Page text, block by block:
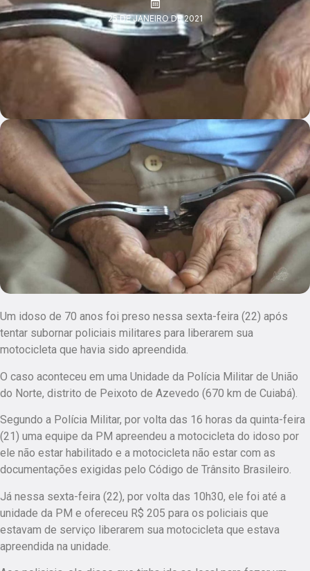
25 DE JANEIRO DE 2021
Um idoso de 70 anos foi preso nessa sexta-feira (22) após
tentar subornar policiais militares para liberarem sua
motocicleta que havia sido apreendida.
O caso aconteceu em uma Unidade da Polícia Militar de União
do Norte, distrito de Peixoto de Azevedo (670 km de Cuiabá).
Segundo a Polícia Militar, por volta das 16 horas da quinta-feira
(21) uma equipe da PM apreendeu a motocicleta do idoso por
ele não estar habilitado e a motocicleta não estar com as
documentações exigidas pelo Código de Trânsito Brasileiro.
Já nessa sexta-feira (22), por volta das 10h30, ele foi até a
unidade da PM e ofereceu R$ 205 para os policiais que
estavam de serviço liberarem sua motocicleta que estava
apreendida na unidade.